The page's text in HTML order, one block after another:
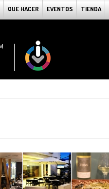
QUE HACER EVENTOS TIENDA